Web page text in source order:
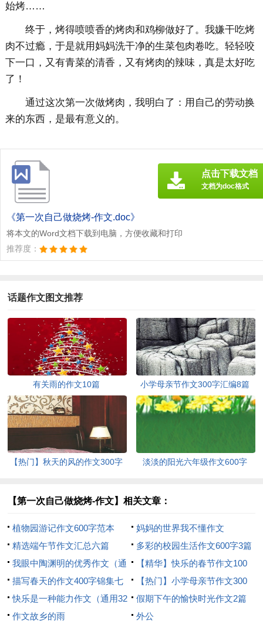
始烤……
终于，烤得喷喷香的烤肉和鸡柳做好了。我嫌干吃烤
肉不过瘾，于是就用妈妈洗干净的生菜包肉卷吃。轻轻咬
下一口，又有青菜的清香，又有烤肉的辣味，真是太好吃
了！
通过这次第一次做烤肉，我明白了：用自己的劳动换
来的东西，是最有意义的。
《第一次自己做烧烤-作文.doc》
将本文的Word文档下载到电脑，方便收藏和打印
推荐度：
点击下载文档
文档为doc格式
话题作文图文推荐
有关雨的作文10篇 小学母亲节作文300字汇编8篇
【热门】秋天的风的作文300字
淡淡的阳光六年级作文600字
【第一次自己做烧烤-作文】相关文章：
植物园游记作文600字范本
妈妈的世界我不懂作文
精选端午节作文汇总六篇
多彩的校园生活作文600字3篇
我眼中陶渊明的优秀作文（通
用19篇）
【精华】快乐的春节作文100
字3篇
描写春天的作文400字锦集七
篇
【热门】小学母亲节作文300
字3篇
快乐是一种能力作文（通用32
篇）
假期下午的愉快时光作文2篇
作文故乡的雨
外公